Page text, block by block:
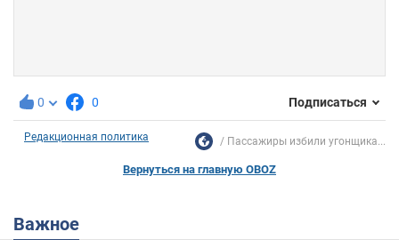
0 0 Подписаться
Редакционная политика Пассажиры избили угонщика...
Вернуться на главную OBOZ
Важное